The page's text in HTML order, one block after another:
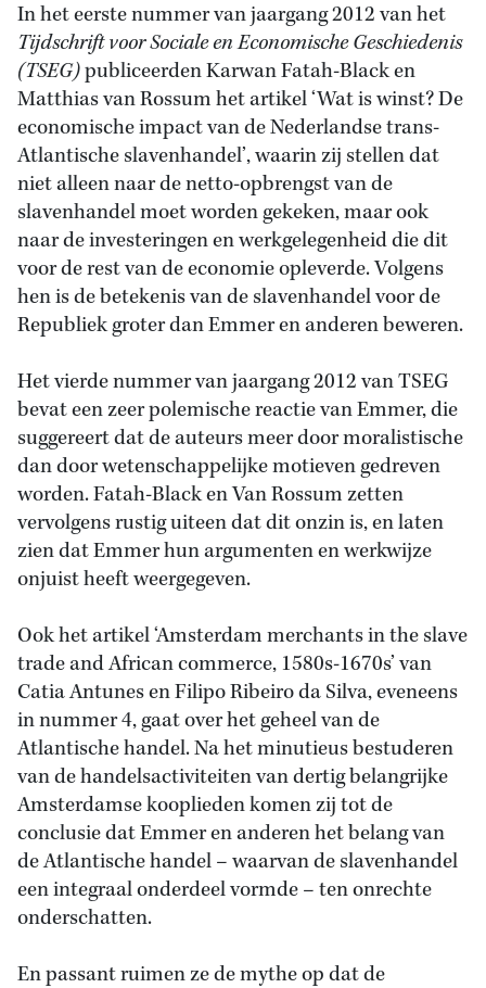
In het eerste nummer van jaargang 2012 van het
Tijdschrift voor Sociale en Economische Geschiedenis
(TSEG)publiceerden Karwan Fatah-Black en
Matthias van Rossum het artikel ‘Wat is winst? De
economische impact van de Nederlandse trans-
Atlantische slavenhandel’, waarin zij stellen dat
niet alleen naar de netto-opbrengst van de
slavenhandel moet worden gekeken, maar ook
naar de investeringen en werkgelegenheid die dit
voor de rest van de economie opleverde. Volgens
hen is de betekenis van de slavenhandel voor de
Republiek groter dan Emmer en anderen beweren.
Het vierde nummer van jaargang 2012 van TSEG
bevat een zeer polemische reactie van Emmer, die
suggereert dat de auteurs meer door moralistische
dan door wetenschappelijke motieven gedreven
worden. Fatah-Black en Van Rossum zetten
vervolgens rustig uiteen dat dit onzin is, en laten
zien dat Emmer hun argumenten en werkwijze
onjuist heeft weergegeven.
Ook het artikel ‘Amsterdam merchants in the slave
trade and African commerce, 1580s-1670s’ van
Catia Antunes en Filipo Ribeiro da Silva, eveneens
in nummer 4, gaat over het geheel van de
Atlantische handel. Na het minutieus bestuderen
van de handelsactiviteiten van dertig belangrijke
Amsterdamse kooplieden komen zij tot de
conclusie dat Emmer en anderen het belang van
de Atlantische handel – waarvan de slavenhandel
een integraal onderdeel vormde – ten onrechte
onderschatten.
En passant ruimen ze de mythe op dat de